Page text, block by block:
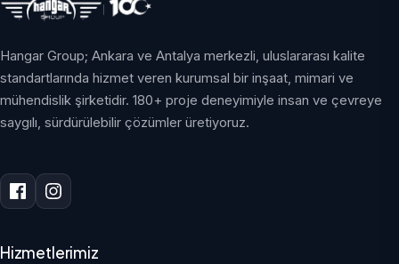
Hangar Group; Ankara ve Antalya merkezli, uluslararası kalite
standartlarında hizmet veren kurumsal bir inşaat, mimari ve
mühendislik şirketidir. 180+ proje deneyimiyle insan ve çevreye
saygılı, sürdürülebilir çözümler üretiyoruz.
Hizmetlerimiz